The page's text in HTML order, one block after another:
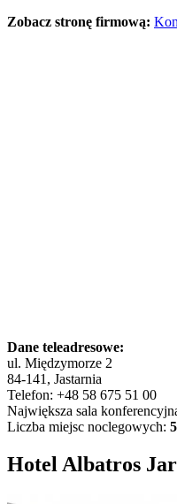
Zobacz stronę firmową:
Dane teleadresowe:
ul. Międzymorze 2
84-141, Jastarnia
Telefon: +48 58 675 51 00
Największa sala
Liczba miejsc noclegowych:
Hotel Albatros